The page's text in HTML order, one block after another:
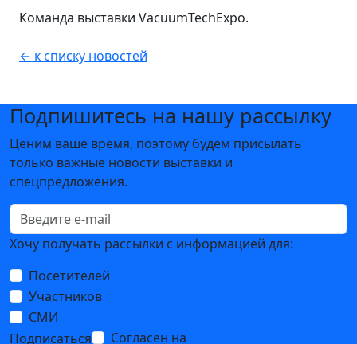
Команда выставки VacuumTechExpo.
← к списку новостей
Подпишитесь на нашу рассылку
Ценим ваше время, поэтому будем присылать
только важные новости выставки и
спецпредложения.
Хочу получать рассылки с информацией для:
Посетителей
Участников
СМИ
Подписаться
Согласен на